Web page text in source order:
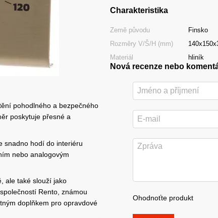
pohodlného a bezpečného
poskytuje přesné a
snadno hodí do interiéru
nebo analogovým
ale také slouží jako
Rento, známou
doplňkem pro opravdové
Charakteristika
Země původu
Finsko
Rozměry V/Š/H (mm)
Materiál
hliník
Nová recenze nebo
Ohodnoťte produkt